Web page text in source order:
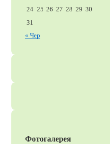
24 25 26 27 28 29 30
31
« Чер
Фотогалерея